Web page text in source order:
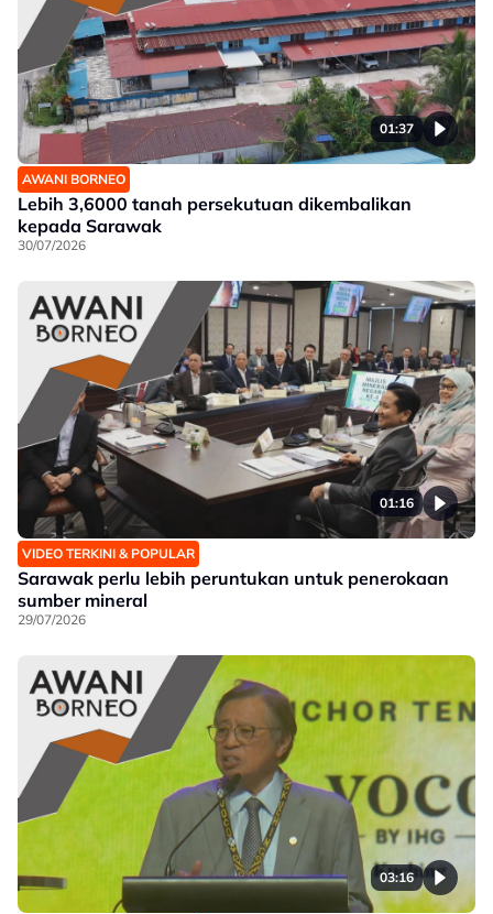
01:37
AWANI BORNEO
Lebih 3,6000 tanah persekutuan dikembalikan
kepada Sarawak
30/07/2026
01:16
VIDEO TERKINI & POPULAR
Sarawak perlu lebih peruntukan untuk penerokaan
sumber mineral
29/07/2026
03:16